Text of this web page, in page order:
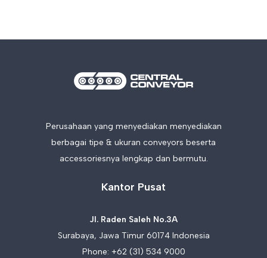
Perusahaan yang menyediakan menyediakan
berbagai tipe & ukuran conveyors beserta
accessoriesnya lengkap dan bermutu.
Kantor Pusat
Jl. Raden Saleh No.3A
Surabaya, Jawa Timur 60174 Indonesia
Phone: +62 (31) 534 9000